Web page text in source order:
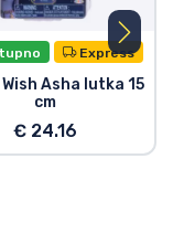
Express
Asha lutka 15
cm
€ 24.16